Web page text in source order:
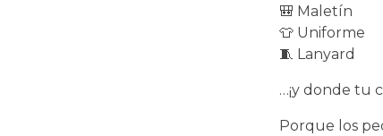
🎒 Maletín
👕 Uniforme
🧵 Lanyard
…¡y donde tu
Porque los